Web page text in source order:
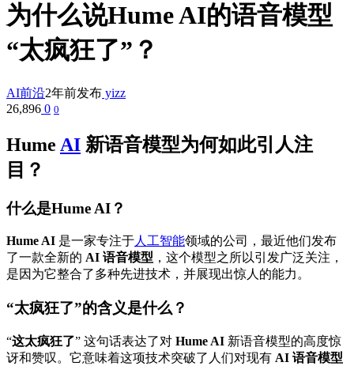
为什么说Hume AI的语音模型
“太疯狂了”？
AI前沿2年前发布 yizz
26,896 0 0
Hume AI 新语音模型为何如此引人注
目？
什么是Hume AI？
Hume AI 是一家专注于人工智能领域的公司，最近他们发布
了一款全新的 AI 语音模型 ，这个模型之所以引发广泛关注，
是因为它整合了多种先进技术，并展现出惊人的能力。
“太疯狂了”的含义是什么？
“这太疯狂了” 这句话表达了对 Hume AI 新语音模型的高度惊
讶和赞叹。它意味着这项技术突破了人们对现有 AI 语音模型